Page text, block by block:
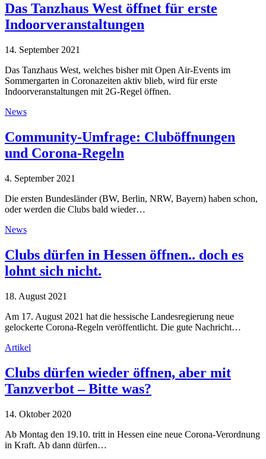
Das Tanzhaus West öffnet für erste
Indoorveranstaltungen
14. September 2021
Das Tanzhaus West, welches bisher mit Open Air-Events im
Sommergarten in Coronazeiten aktiv blieb, wird für erste
Indoorveranstaltungen mit 2G-Regel öffnen.
News
Community-Umfrage: Cluböffnungen
und Corona-Regeln
4. September 2021
Die ersten Bundesländer (BW, Berlin, NRW, Bayern) haben schon,
oder werden die Clubs bald wieder…
News
Clubs dürfen in Hessen öffnen.. doch es
lohnt sich nicht.
18. August 2021
Am 17. August 2021 hat die hessische Landesregierung neue
gelockerte Corona-Regeln veröffentlicht. Die gute Nachricht…
Artikel
Clubs dürfen wieder öffnen, aber mit
Tanzverbot – Bitte was?
14. Oktober 2020
Ab Montag den 19.10. tritt in Hessen eine neue Corona-Verordnung
in Kraft. Ab dann dürfen…